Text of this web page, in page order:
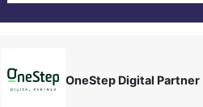
OneStep Digital Partner